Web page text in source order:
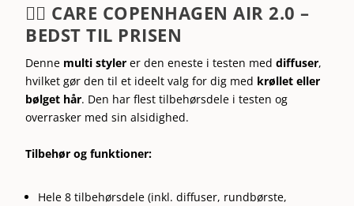
💁‍♀️ CARE COPENHAGEN AIR 2.0 –
BEDST TIL PRISEN
Denne multi styler er den eneste i testen meddiffuser,
hvilket gør den til et ideelt valg for dig med krøllet eller
bølget hår. Den har flest tilbehørsdele i testen og
overrasker med sin alsidighed.
Tilbehør og funktioner:
Hele 8 tilbehørsdele (inkl. diffuser, rundbørste,